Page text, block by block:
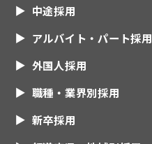
中途採用
アルバイト・パート採用
外国人採用
職種・業界別採用
新卒採用